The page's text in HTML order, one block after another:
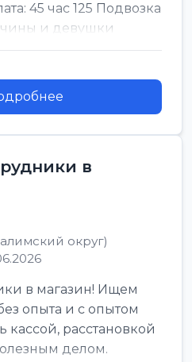
45 час 125 Подвозка
и девушки
в
округ)
в магазин! Ищем
опыта и с опытом
кассой, расстановкой
делом.